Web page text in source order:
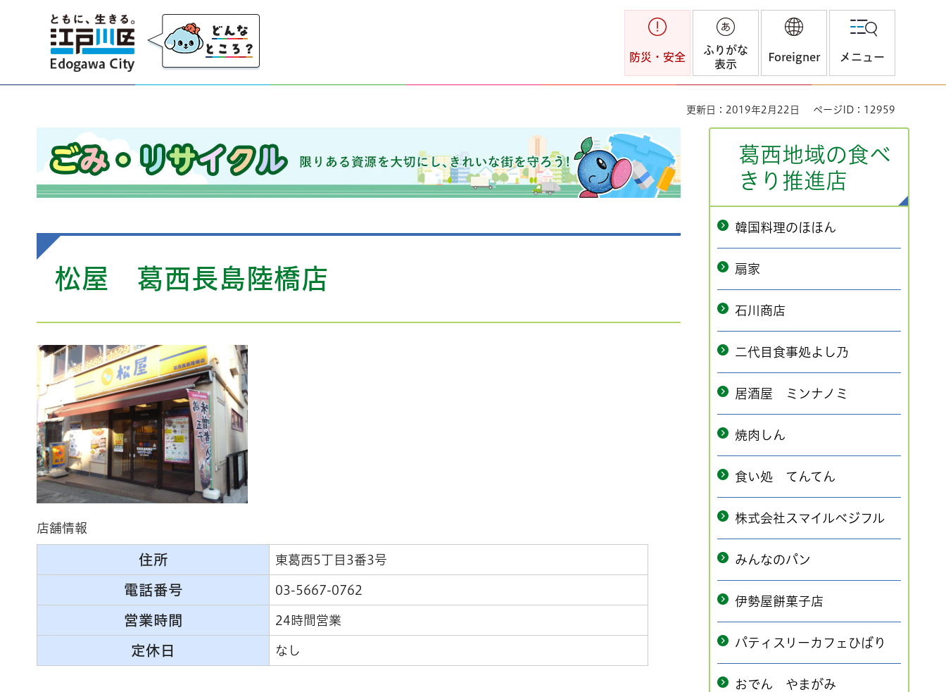
江戸川区
防災・安全
ふりがな
表示
Foreigner メニュー
更新日：2019年2月22日 ページID：12959
ごみ・リサイクル 限りのある資源を大切にし、きれいな街を守ろう！
松屋 葛西長島陸橋店
店舗情報
住所 東葛西5丁目3番3号
電話番号 03-5667-0762
営業時間 24時間営業
定休日 なし
葛西地域の食べ
きり推進店
韓国料理のほほん
扇家
石川商店
二代目食事処よし乃
居酒屋 ミンナノミ
焼肉しん
食い処 てんてん
株式会社スマイルベジフル
みんなのパン
伊勢屋餅菓子店
パティスリーカフェひばり
おでん やまがみ